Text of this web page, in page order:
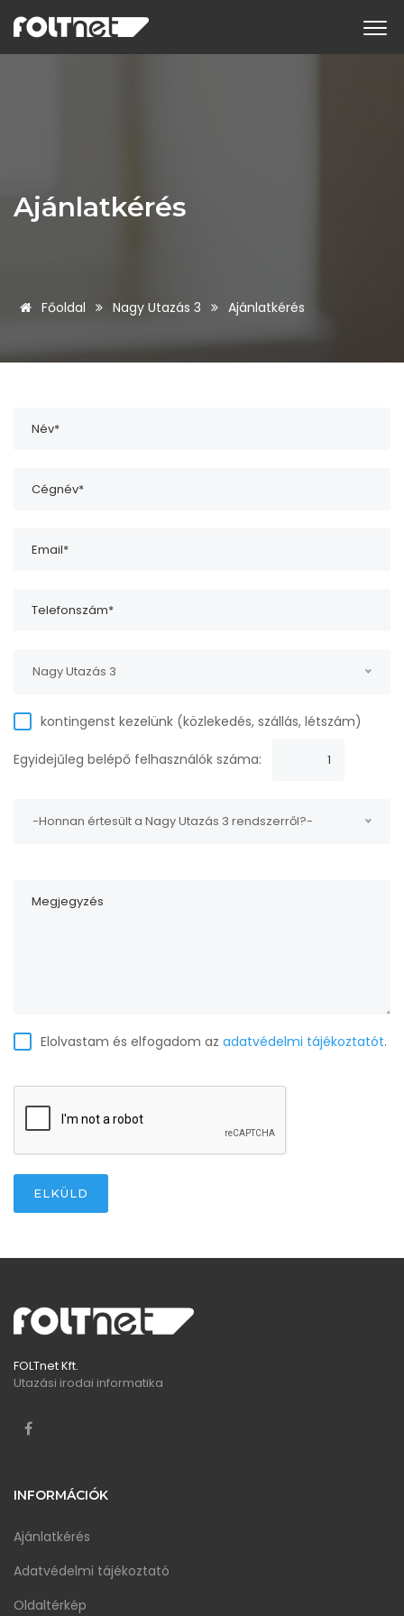
Ajánlatkérés
Főoldal Nagy Utazás 3 Ajánlatkérés
Nagy Utazás 3
kontingenst kezelünk (közlekedés, szállás, létszám)
Egyidejűleg belépő felhasználók száma:
-Honnan értesült a Nagy Utazás 3 rendszerről?-
Elolvastam és elfogadom az adatvédelmi tájékoztatót.
ELKÜLD
FOLTnet Kft.
Utazási irodai informatika
INFORMÁCIÓK
Ajánlatkérés
Adatvédelmi tájékoztató
Oldaltérkép